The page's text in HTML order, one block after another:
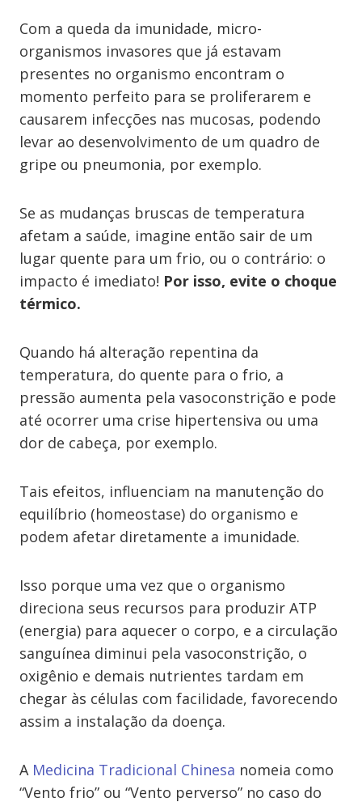
Com a queda da imunidade, micro-
organismos invasores que já estavam
presentes no organismo encontram o
momento perfeito para se proliferarem e
causarem infecções nas mucosas, podendo
levar ao desenvolvimento de um quadro de
gripe ou pneumonia, por exemplo.
Se as mudanças bruscas de temperatura
afetam a saúde, imagine então sair de um
lugar quente para um frio, ou o contrário: o
impacto é imediato! Por isso, evite o choque
térmico.
Quando há alteração repentina da
temperatura, do quente para o frio, a
pressão aumenta pela vasoconstrição e pode
até ocorrer uma crise hipertensiva ou uma
dor de cabeça, por exemplo.
Tais efeitos, influenciam na manutenção do
equilíbrio (homeostase) do organismo e
podem afetar diretamente a imunidade.
Isso porque uma vez que o organismo
direciona seus recursos para produzir ATP
(energia) para aquecer o corpo, e a circulação
sanguínea diminui pela vasoconstrição, o
oxigênio e demais nutrientes tardam em
chegar às células com facilidade, favorecendo
assim a instalação da doença.
A Medicina Tradicional Chinesa nomeia como
“Vento frio” ou “Vento perverso” no caso do